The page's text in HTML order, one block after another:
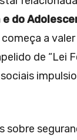
do
começa a
de “Lei
sobre